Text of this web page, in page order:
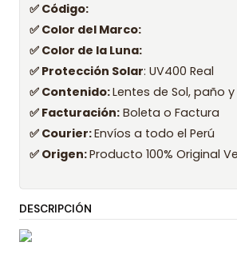
✅ Código:
✅ Color del Marco:
✅ Color de la Luna:
✅ Protección Solar: UV400 Real
✅ Contenido:Lentes de Sol, paño
✅ Facturación: Boleta o Factura
✅ Courier:Envíos a todo el Perú
✅ Origen:Producto 100% Original
DESCRIPCIÓN